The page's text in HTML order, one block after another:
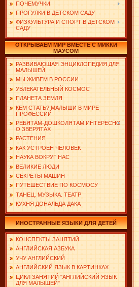
ПОЧЕМУЧКИ
ПРОГУЛКИ В ДЕТСКОМ САДУ
ФИЗКУЛЬТУРА И СПОРТ В ДЕТСКОМ
САДУ
ОТКРЫВАЕМ МИР ВМЕСТЕ С МИККИ
МАУСОМ
РАЗВИВАЮЩАЯ ЭНЦИКЛОПЕДИЯ ДЛЯ
МАЛЫШЕЙ
МЫ ЖИВЕМ В РОССИИ
УВЛЕКАТЕЛЬНЫЙ КОСМОС
ПЛАНЕТА ЗЕМЛЯ
КЕМ СТАТЬ? МАЛЫШИ В МИРЕ
ПРОФЕССИЙ
РЕБЯТАМ-ДОШКОЛЯТАМ ИНТЕРЕСНО
О ЗВЕРЯТАХ
РАСТЕНИЯ
КАК УСТРОЕН ЧЕЛОВЕК
НАУКА ВОКРУГ НАС
ВЕЛИКИЕ ЛЮДИ
СЕКРЕТЫ МАШИН
ПУТЕШЕСТВИЕ ПО КОСМОСУ
ТАНЕЦ. МУЗЫКА. ТЕАТР
КУХНЯ ДОНАЛЬДА ДАКА
ИНОСТРАННЫЕ ЯЗЫКИ ДЛЯ ДЕТЕЙ
КОНСПЕКТЫ ЗАНЯТИЙ
АНГЛИЙСКАЯ АЗБУКА
УЧУ АНГЛИЙСКИЙ
АНГЛИЙСКИЙ ЯЗЫК В КАРТИНКАХ
ЦИКЛ ЗАНЯТИЙ "АНГЛИЙСКИЙ ЯЗЫК
ДЛЯ МАЛЫШЕЙ"